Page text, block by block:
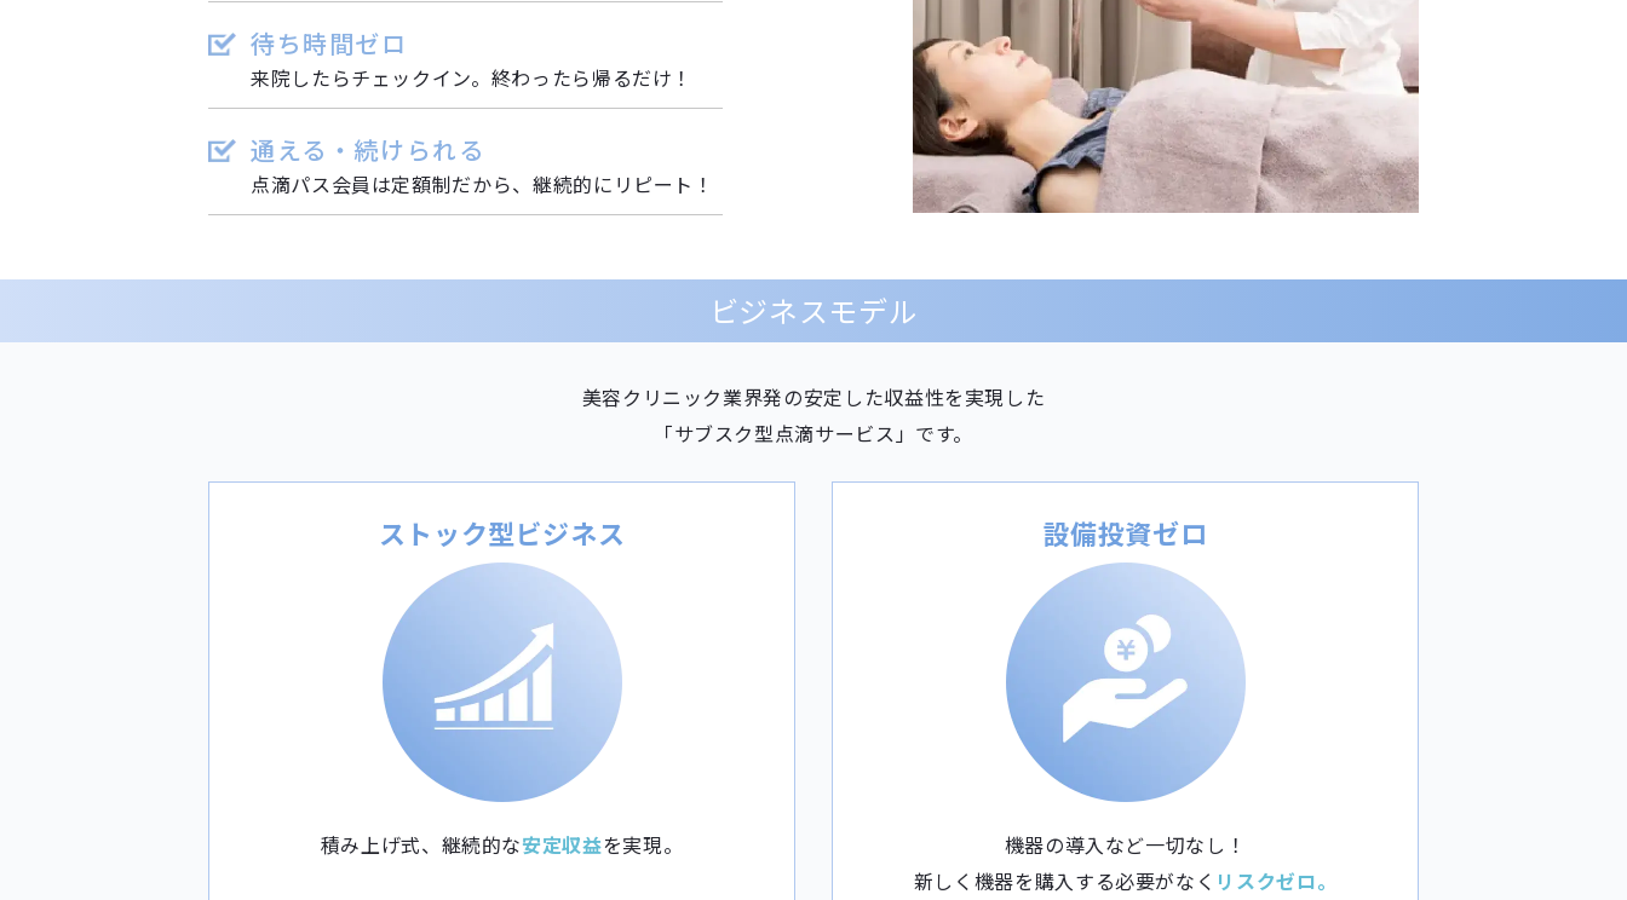
待ち時間ゼロ
来院したらチェックイン。終わったら帰るだけ！
通える・続けられる
点滴パス会員は定額制だから、継続的にリピート！
ビジネスモデル
美容クリニック業界発の安定した収益性を実現した
「サブスク型点滴サービス」です。
ストック型ビジネス
積み上げ式、継続的な安定収益を実現。
設備投資ゼロ
機器の導入など一切なし！
新しく機器を購入する必要がなく リスクゼロ。